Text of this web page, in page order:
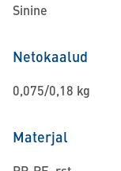
Sinine
Netokaalud
0,075/0,18 kg
Materjal